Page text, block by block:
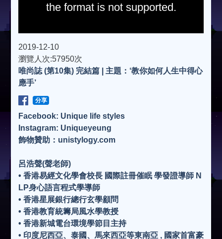
the format is not supported.
2019-12-10
瀏覽人次:57950次
唯尚誌 (第10集) 完結篇 | 主題：‘教你如何人生中得心
應手’
分享
Facebook: Unique life styles
Instagram: Uniqueyeung
飾物贊助：unistylogy.com
呂浩聲(聲老師)
• 香港易經文化學會校長 國際註冊催眠 學發證導師 N
LP身心語言程式學導師
• 香港星展銀行總行玄學顧問
• 香港教育統籌局風水學教授
• 香港新城電台環境學節目主持
• 印度尼西亞、泰國、馬來西亞等東南亞 , 國家首富豪